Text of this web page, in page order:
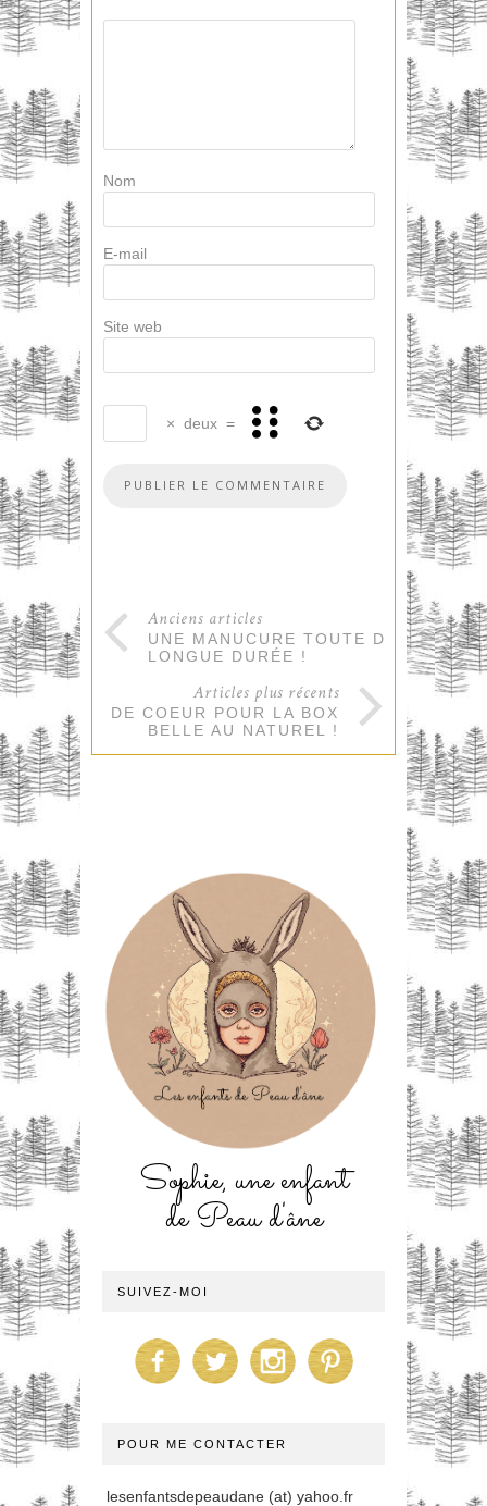
Nom
E-mail
Site web
× deux =
Anciens articles
UNE MANUCURE TOUTE DOUCE
LONGUE DURÉE !
Articles plus récents
COUP DE COEUR POUR LA BOX
BELLE AU NATUREL !
Sophie, une enfant
de Peau d'âne
SUIVEZ-MOI
POUR ME CONTACTER
lesenfantsdepeaudane (at) yahoo.fr